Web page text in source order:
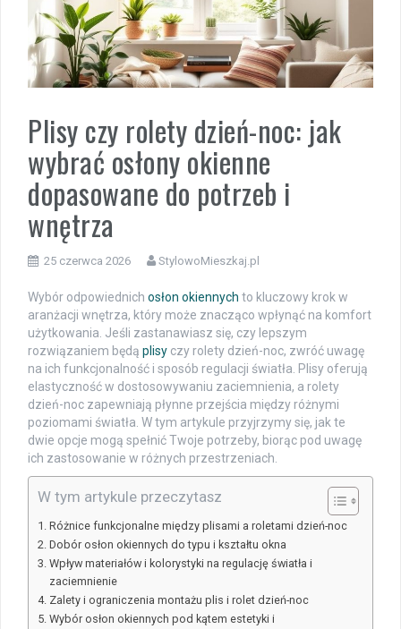
Plisy czy rolety dzień-noc: jak
wybrać osłony okienne
dopasowane do potrzeb i
wnętrza
25 czerwca 2026 StylowoMieszkaj.pl
Wybór odpowiednich osłon okiennych to kluczowy krok w
aranżacji wnętrza, który może znacząco wpłynąć na komfort
użytkowania. Jeśli zastanawiasz się, czy lepszym
rozwiązaniem będą plisy czy rolety dzień-noc, zwróć uwagę
na ich funkcjonalność i sposób regulacji światła. Plisy oferują
elastyczność w dostosowywaniu zaciemnienia, a rolety
dzień-noc zapewniają płynne przejścia między różnymi
poziomami światła. W tym artykule przyjrzymy się, jak te
dwie opcje mogą spełnić Twoje potrzeby, biorąc pod uwagę
ich zastosowanie w różnych przestrzeniach.
W tym artykule przeczytasz
Różnice funkcjonalne między plisami a roletami dzień-noc
Dobór osłon okiennych do typu i kształtu okna
Wpływ materiałów i kolorystyki na regulację światła i
zaciemnienie
Zalety i ograniczenia montażu plis i rolet dzień-noc
Wybór osłon okiennych pod kątem estetyki i